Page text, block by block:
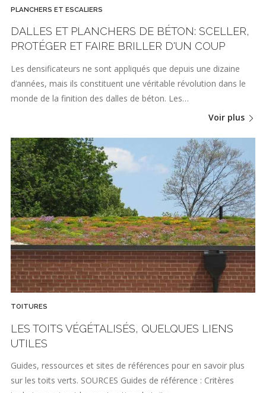
PLANCHERS ET ESCALIERS
DALLES ET PLANCHERS DE BÉTON: SCELLER,
PROTÉGER ET FAIRE BRILLER D'UN COUP
Les densificateurs ne sont appliqués que depuis une dizaine
d’années, mais ils constituent une véritable révolution dans le
monde de la finition des dalles de béton. Les…
Voir plus
TOITURES
LES TOITS VÉGÉTALISÉS, QUELQUES LIENS
UTILES
Guides, ressources et sites de références pour en savoir plus
sur les toits verts. SOURCES Guides de référence : Critères